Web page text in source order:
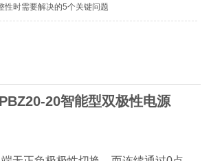
性时需要解决的5个关键问题
20智能型双极性电源